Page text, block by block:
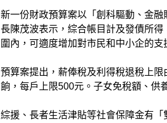
新一份財政預算案以「創科驅動、金
長陳茂波表示，綜合帳目計及發債所
圍內，可適度增加對市民和中小企的支
預算案提出，薪俸稅及利得稅退稅上
餉，每戶上限500元。子女免稅額、供
綜援、長者生活津貼等社會保障金有「